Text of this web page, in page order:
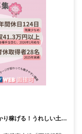
り稼げる！うれしい土日